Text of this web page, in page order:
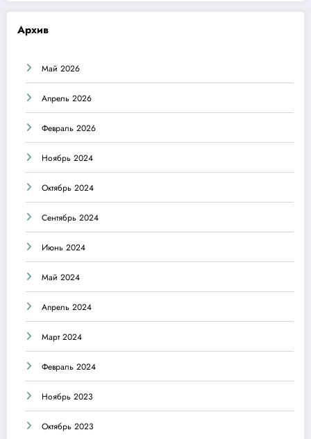
Архив
Май 2026
Апрель 2026
Февраль 2026
Ноябрь 2024
Октябрь 2024
Сентябрь 2024
Июнь 2024
Май 2024
Апрель 2024
Март 2024
Февраль 2024
Ноябрь 2023
Октябрь 2023